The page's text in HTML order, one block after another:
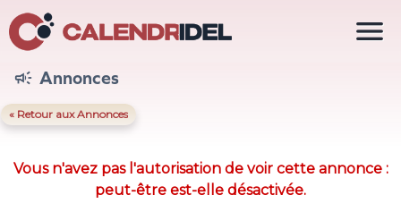
 Annonces
« Retour aux Annonces
Vous n'avez pas l'autorisation de voir cette annonce :
peut-être est-elle désactivée.
